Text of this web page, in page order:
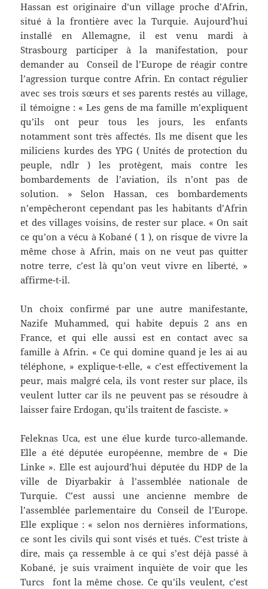
Hassan est originaire d’un village proche d’Afrin,
situé à la frontière avec la Turquie. Aujourd’hui
installé en Allemagne, il est venu mardi à
Strasbourg participer à la manifestation, pour
demander au Conseil de l’Europe de réagir contre
l’agression turque contre Afrin. En contact régulier
avec ses trois sœurs et ses parents restés au village,
il témoigne : « Les gens de ma famille m’expliquent
qu’ils ont peur tous les jours, les enfants
notamment sont très affectés. Ils me disent que les
miliciens kurdes des YPG ( Unités de protection du
peuple, ndlr ) les protègent, mais contre les
bombardements de l’aviation, ils n’ont pas de
solution. » Selon Hassan, ces bombardements
n’empêcheront cependant pas les habitants d’Afrin
et des villages voisins, de rester sur place. « On sait
ce qu’on a vécu à Kobané ( 1 ), on risque de vivre la
même chose à Afrin, mais on ne veut pas quitter
notre terre, c’est là qu’on veut vivre en liberté, »
affirme-t-il.
Un choix confirmé par une autre manifestante,
Nazife Muhammed, qui habite depuis 2 ans en
France, et qui elle aussi est en contact avec sa
famille à Afrin. « Ce qui domine quand je les ai au
téléphone, » explique-t-elle, « c’est effectivement la
peur, mais malgré cela, ils vont rester sur place, ils
veulent lutter car ils ne peuvent pas se résoudre à
laisser faire Erdogan, qu’ils traitent de fasciste. »
Feleknas Uca, est une élue kurde turco-allemande.
Elle a été députée européenne, membre de « Die
Linke ». Elle est aujourd’hui députée du HDP de la
ville de Diyarbakir à l’assemblée nationale de
Turquie. C’est aussi une ancienne membre de
l’assemblée parlementaire du Conseil de l’Europe.
Elle explique : « selon nos dernières informations,
ce sont les civils qui sont visés et tués. C’est triste à
dire, mais ça ressemble à ce qui s’est déjà passé à
Kobané, je suis vraiment inquiète de voir que les
Turcs font la même chose. Ce qu’ils veulent, c’est